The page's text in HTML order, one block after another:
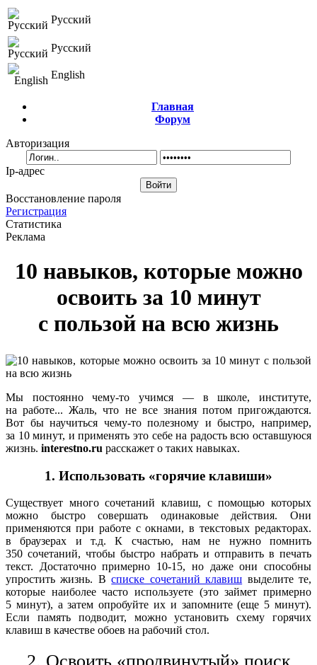
Русский
Русский
English
Главная
Форум
Авторизация
Ip-адрес
Восстановление пароля
Регистрация
Статистика
Реклама
10 навыков, которые можно
освоить за 10 минут
с пользой на всю жизнь
Мы постоянно чему-то учимся — в школе, институте,
на работе... Жаль, что не все знания потом пригождаются.
Вот бы научиться чему-то полезному и быстро, например,
за 10 минут, и применять это себе на радость всю оставшуюся
жизнь. interestno.ru расскажет о таких навыках.
1. Использовать «горячие клавиши»
Существует много сочетаний клавиш, с помощью которых
можно быстро совершать одинаковые действия. Они
применяются при работе с окнами, в текстовых редакторах.
в браузерах и т.д. К счастью, нам не нужно помнить
350 сочетаний, чтобы быстро набрать и отправить в печать
текст. Достаточно примерно 10-15, но даже они способны
упростить жизнь. Всписке сочетаний клавиш выделите те,
которые наиболее часто используете (это займет примерно
5 минут), а затем опробуйте их и запомните (еще 5 минут).
Если память подводит, можно установить схему горячих
клавиш в качестве обоев на рабочий стол.